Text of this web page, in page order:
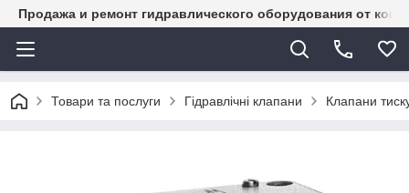
Продажа и ремонт гидравлического оборудования от
Товари та послуги Гідравлічні клапани Клапани